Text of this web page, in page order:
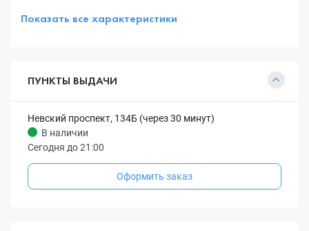
Показать все характеристики
ПУНКТЫ ВЫДАЧИ
Невский проспект, 134Б (через 30 минут)
В наличии
Сегодня до 21:00
Оформить заказ